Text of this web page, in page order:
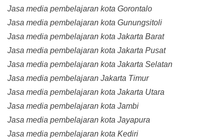
Jasa media pembelajaran kota Gorontalo
Jasa media pembelajaran kota Gunungsitoli
Jasa media pembelajaran kota Jakarta Barat
Jasa media pembelajaran kota Jakarta Pusat
Jasa media pembelajaran kota Jakarta Selatan
Jasa media pembelajaran Jakarta Timur
Jasa media pembelajaran kota Jakarta Utara
Jasa media pembelajaran kota Jambi
Jasa media pembelajaran kota Jayapura
Jasa media pembelajaran kota Kediri